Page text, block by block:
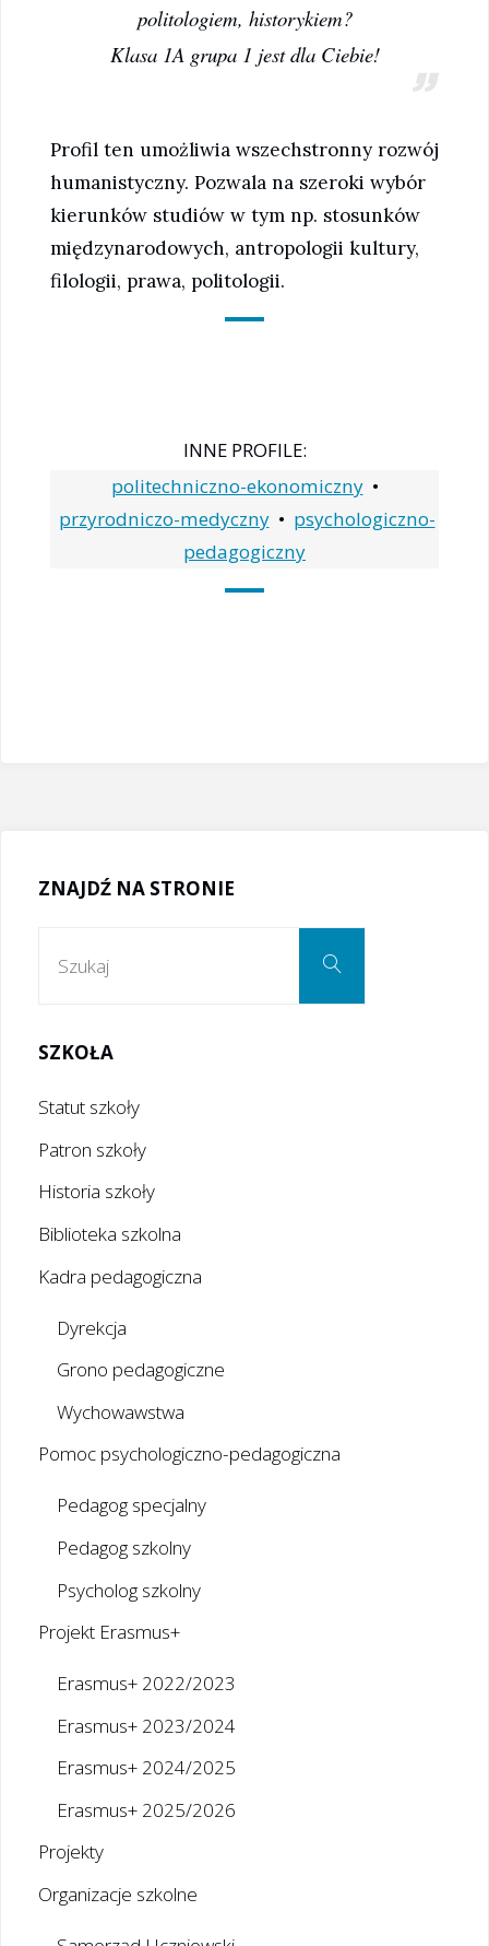
politologiem, historykiem?
Klasa 1A grupa 1 jest dla Ciebie!
Profil ten umożliwia wszechstronny rozwój
humanistyczny. Pozwala na szeroki wybór
kierunków studiów w tym np. stosunków
międzynarodowych, antropologii kultury,
filologii, prawa, politologii.
INNE PROFILE:
politechniczno-ekonomiczny•
przyrodniczo-medyczny• psychologiczno-
pedagogiczny
ZNAJDŹ NA STRONIE
Szukaj
SZKOŁA
Statut szkoły
Patron szkoły
Historia szkoły
Biblioteka szkolna
Kadra pedagogiczna
Dyrekcja
Grono pedagogiczne
Wychowawstwa
Pomoc psychologiczno-pedagogiczna
Pedagog specjalny
Pedagog szkolny
Psycholog szkolny
Projekt Erasmus+
Erasmus+ 2022/2023
Erasmus+ 2023/2024
Erasmus+ 2024/2025
Erasmus+ 2025/2026
Projekty
Organizacje szkolne